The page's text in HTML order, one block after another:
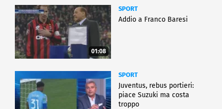
01:08
SPORT
Addio a Franco Baresi
SPORT
Juventus, rebus portieri:
piace Suzuki ma costa
troppo